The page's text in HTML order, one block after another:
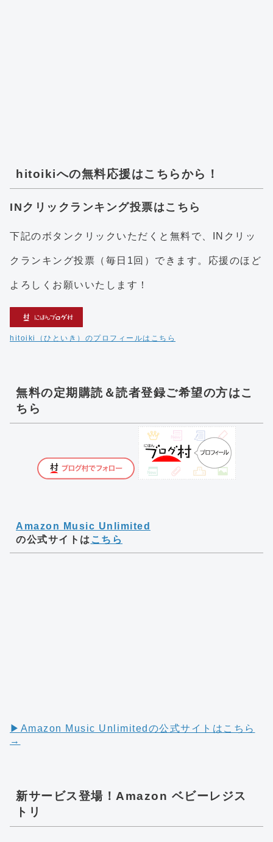
hitoikiへの無料応援はこちらから！
INクリックランキング投票はこちら
下記のボタンクリックいただくと無料で、INクリッ
クランキング投票（毎日1回）できます。応援のほど
よろしくお願いいたします！
hitoiki（ひといき）のプロフィールはこちら
無料の定期購読＆読者登録ご希望の方はこ
ちら
Amazon Music Unlimited
の公式サイトは こちら
▶︎Amazon Music Unlimitedの公式サイトはこちら
→
新サービス登場！Amazon ベビーレジス
トリ